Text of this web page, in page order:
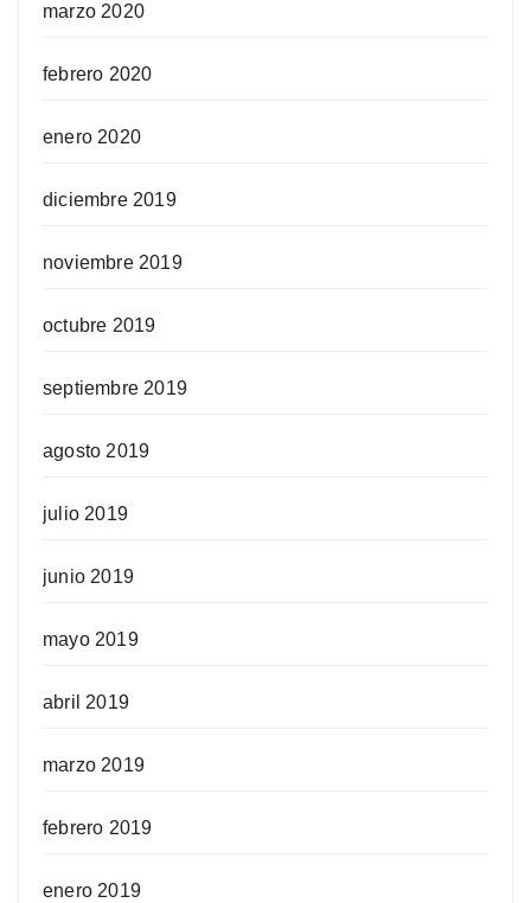
marzo 2020
febrero 2020
enero 2020
diciembre 2019
noviembre 2019
octubre 2019
septiembre 2019
agosto 2019
julio 2019
junio 2019
mayo 2019
abril 2019
marzo 2019
febrero 2019
enero 2019